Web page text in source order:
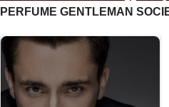
PERFUME GENTLEMAN